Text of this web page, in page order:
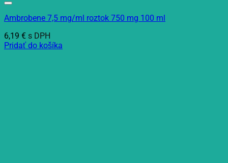
Ambrobene 7,5 mg/ml roztok 750 mg 100 ml
6,19 € s DPH
Pridať do košíka